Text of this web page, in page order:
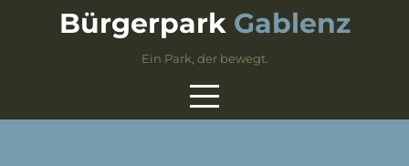
Bürgerpark Gablenz
Ein Park, der bewegt.